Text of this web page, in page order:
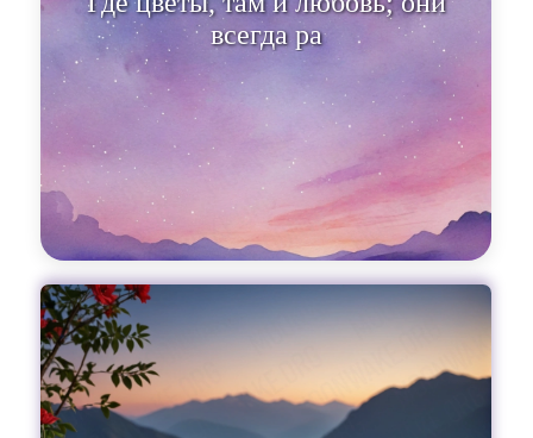
всегда расту